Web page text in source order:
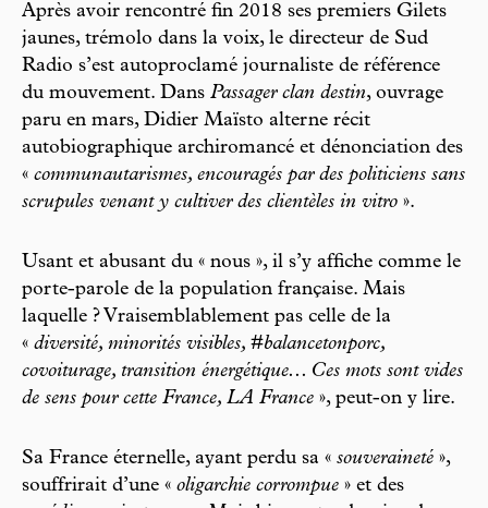
Après avoir rencontré fin 2018 ses premiers Gilets
jaunes, trémolo dans la voix, le directeur de Sud
Radio s’est autoproclamé journaliste de référence
du mouvement. Dans Passager clan destin, ouvrage
paru en mars, Didier Maïsto alterne récit
autobiographique archiromancé et dénonciation des
« communautarismes, encouragés par des politiciens sans
scrupules venant y cultiver des clientèles in vitro ».
Usant et abusant du « nous », il s’y affiche comme le
porte-parole de la population française. Mais
laquelle ? Vraisemblablement pas celle de la
« diversité, minorités visibles, #balancetonporc,
covoiturage, transition énergétique... Ces mots sont vides
de sens pour cette France, LA France », peut-on y lire.
Sa France éternelle, ayant perdu sa « souveraineté »,
souffrirait d’une « oligarchie corrompue » et des